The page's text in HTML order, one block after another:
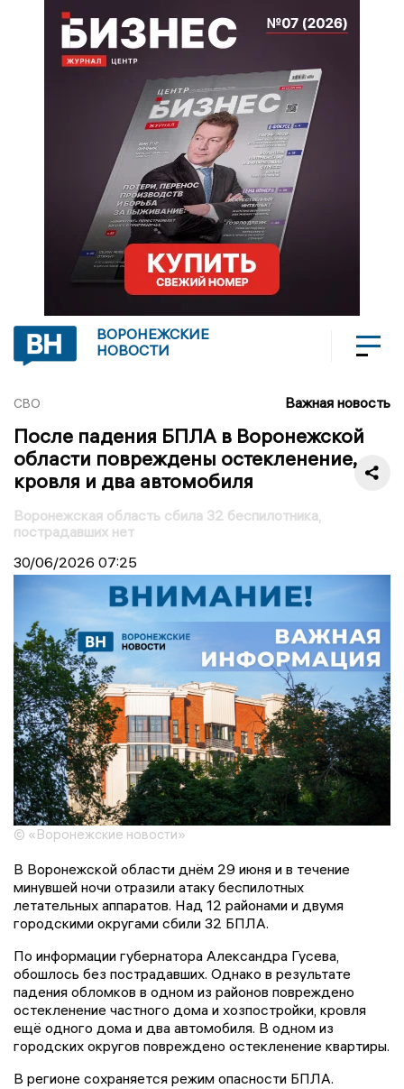
ВОРОНЕЖСКИЕ
НОВОСТИ
СВО Важная новость
После падения БПЛА в Воронежской
области повреждены остекленение,
кровля и два автомобиля
Воронежская область сбила 32 беспилотника,
пострадавших нет
30/06/2026 07:25
© «Воронежские новости»
В Воронежской области днём 29 июня и в течение
минувшей ночи отразили атаку беспилотных
летательных аппаратов. Над 12 районами и двумя
городскими округами сбили 32 БПЛА.
По информации губернатора Александра Гусева,
обошлось без пострадавших. Однако в результате
падения обломков в одном из районов повреждено
остекленение частного дома и хозпостройки, кровля
ещё одного дома и два автомобиля. В одном из
городских округов повреждено остекленение квартиры.
В регионе сохраняется режим опасности БПЛА.